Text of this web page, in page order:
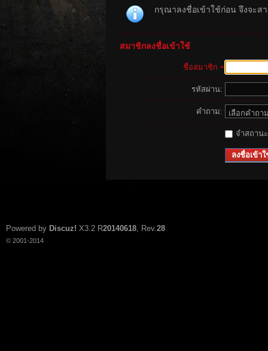
กรุณาลงชื่อเข้าใช้ก่อน จึงจะส
สมาชิกลงชื่อเข้าใช้
ชื่อสมาชิก
รหัสผ่าน:
คำถาม:
จำสถาน
ลงชื่อเข้าใ
Powered by Discuz! X3.2 R20140618, Rev.28
© 2001-2014